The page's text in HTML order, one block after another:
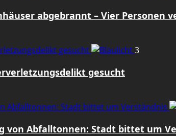
abgebrannt – Vier Personen
gesucht
3
gesucht
Abfalltonnen: Stadt bittet um Verständnis
von Abfalltonnen: Stadt bittet um